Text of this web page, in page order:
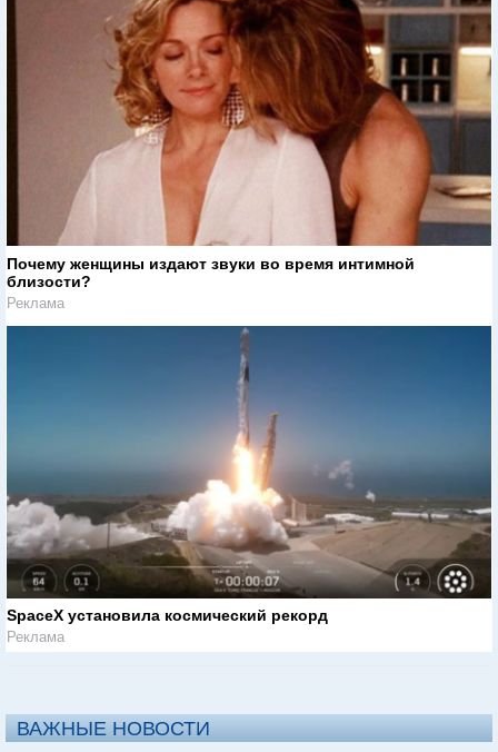
Почему женщины издают звуки во время интимной
близости?
Реклама
SpaceX установила космический рекорд
Реклама
ВАЖНЫЕ НОВОСТИ